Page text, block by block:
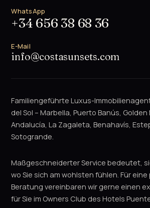
WhatsApp
+34 656 38 68 36
E-Mail
info@costasunsets.com
Familiengeführte Luxus-
del Sol – Marbella, Puerto Banús, Golden
Andalucía, La Zagaleta, Benahavís,
Sotogrande.
Maßgeschneiderter Service bedeutet,
wo Sie sich am wohlsten fühlen. Für
Beratung vereinbaren wir gerne einen
für Sie im Owners Club des Hotels